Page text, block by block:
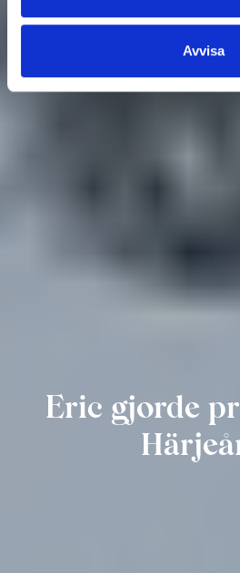
Avvisa
Eric gjorde